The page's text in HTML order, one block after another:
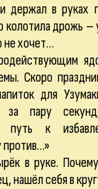
держал в руках
колотила дрожь –
не хочет…
Скоро
для
за пару
путь к
в руке.
нашёл себя в